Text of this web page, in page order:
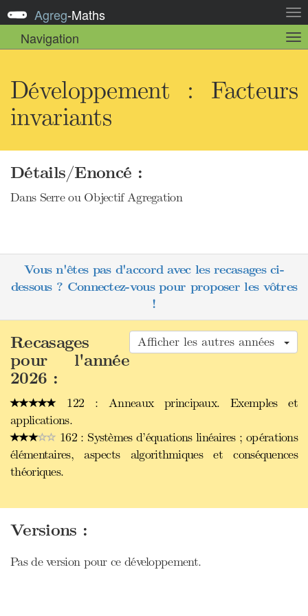
la
Agreg-Maths
Navigation
la
Développement : Facteurs
invariants
Détails/Enoncé :
Dans Serre ou Objectif Agregation
Vous n'êtes pas d'accord avec les recasages ci-
dessous ? Connectez-vous pour proposer les vôtres
!
Afficher les autres années
Recasages
pour l'année
2026 :
122 : Anneaux principaux. Exemples et
applications.
162 : Systèmes d’équations linéaires ; opérations
élémentaires, aspects algorithmiques et conséquences
théoriques.
Versions :
Pas de version pour ce développement.